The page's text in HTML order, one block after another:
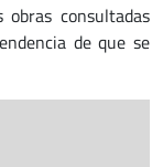
consultadas
de que se